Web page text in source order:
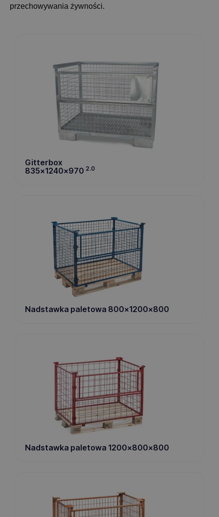
przechowywania żywności.
Gitterbox
835x1240x970 2.0
Nadstawka paletowa 800x1200x800
Nadstawka paletowa 1200x800x800